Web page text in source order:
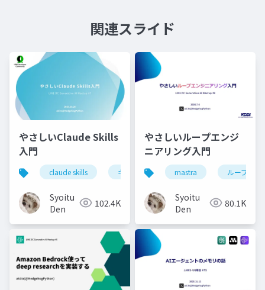
関連スライド
やさしいClaude Skills
入門
claude skills キミガタリ agent skills
Syoitu
Den
102.4K
やさしいループエンジ
ニアリング入門
mastra ループエン
Syoitu
Den
80.1K